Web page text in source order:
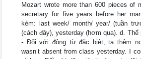
Mozart wrote more than 600 pieces of
secretary for five years before her
kèm: last week/ month/ year/ (tuần
(cách đây), yesterday (hơm qua). d. Thể
- Đối với động từ đặc biệt, ta thêm
wasn’t absent from class yesterday. I